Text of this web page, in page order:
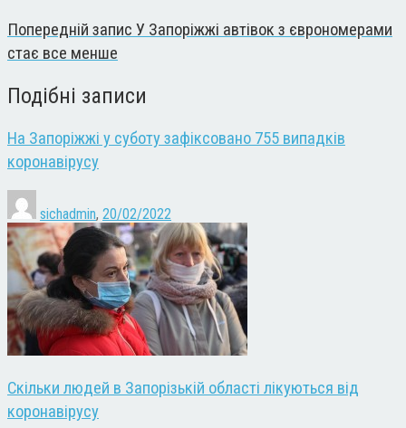
Попередній запис У Запоріжжі автівок з єврономерами
стає все менше
Подібні записи
На Запоріжжі у суботу зафіксовано 755 випадків
коронавірусу
sichadmin, 20/02/2022
Скільки людей в Запорізькій області лікуються від
коронавірусу